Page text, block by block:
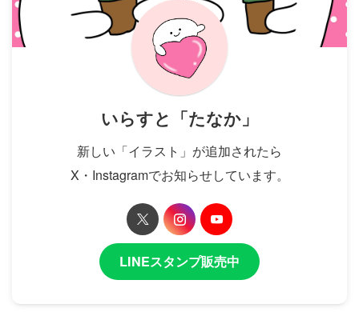
いらすと「たなか」
新しい「イラスト」が追加されたら
X・Instagramでお知らせしています。
LINEスタンプ販売中